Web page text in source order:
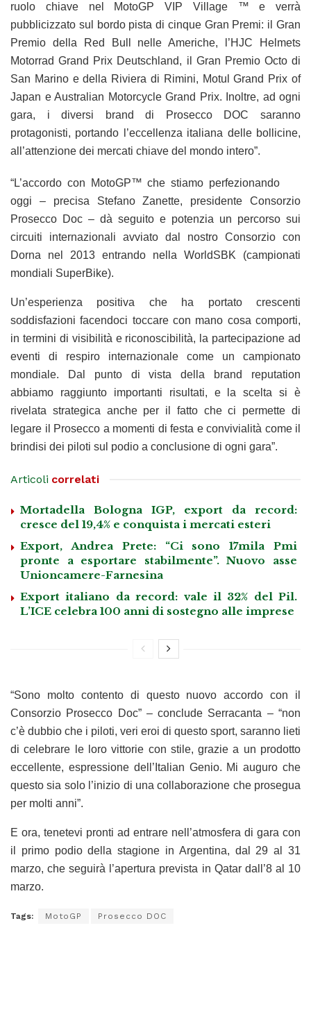
ruolo chiave nel MotoGP VIP Village ™ e verrà
pubblicizzato sul bordo pista di cinque Gran Premi: il Gran
Premio della Red Bull nelle Americhe, l’HJC Helmets
Motorrad Grand Prix Deutschland, il Gran Premio Octo di
San Marino e della Riviera di Rimini, Motul Grand Prix of
Japan e Australian Motorcycle Grand Prix. Inoltre, ad ogni
gara, i diversi brand di Prosecco DOC saranno
protagonisti, portando l’eccellenza italiana delle bollicine,
all’attenzione dei mercati chiave del mondo intero”.
“L’accordo con MotoGP™ che stiamo perfezionando
oggi – precisa Stefano Zanette, presidente Consorzio
Prosecco Doc – dà seguito e potenzia un percorso sui
circuiti internazionali avviato dal nostro Consorzio con
Dorna nel 2013 entrando nella WorldSBK (campionati
mondiali SuperBike).
Un’esperienza positiva che ha portato crescenti
soddisfazioni facendoci toccare con mano cosa comporti,
in termini di visibilità e riconoscibilità, la partecipazione ad
eventi di respiro internazionale come un campionato
mondiale. Dal punto di vista della brand reputation
abbiamo raggiunto importanti risultati, e la scelta si è
rivelata strategica anche per il fatto che ci permette di
legare il Prosecco a momenti di festa e convivialità come il
brindisi dei piloti sul podio a conclusione di ogni gara”.
Articoli correlati
Mortadella Bologna IGP, export da record:
cresce del 19,4% e conquista i mercati esteri
Export, Andrea Prete: “Ci sono 17mila Pmi
pronte a esportare stabilmente”. Nuovo asse
Unioncamere-Farnesina
Export italiano da record: vale il 32% del Pil.
L’ICE celebra 100 anni di sostegno alle imprese
“Sono molto contento di questo nuovo accordo con il
Consorzio Prosecco Doc” – conclude Serracanta – “non
c’è dubbio che i piloti, veri eroi di questo sport, saranno lieti
di celebrare le loro vittorie con stile, grazie a un prodotto
eccellente, espressione dell’Italian Genio. Mi auguro che
questo sia solo l’inizio di una collaborazione che prosegua
per molti anni”.
E ora, tenetevi pronti ad entrare nell’atmosfera di gara con
il primo podio della stagione in Argentina, dal 29 al 31
marzo, che seguirà l’apertura prevista in Qatar dall’8 al 10
marzo.
Tags: MotoGP Prosecco DOC